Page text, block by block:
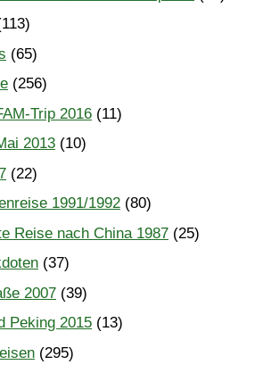
(65)
(256)
Trip 2016 (11)
2013 (10)
(22)
1991/1992 (80)
Reise nach China 1987 (25)
(37)
2007 (39)
Peking 2015 (13)
(295)